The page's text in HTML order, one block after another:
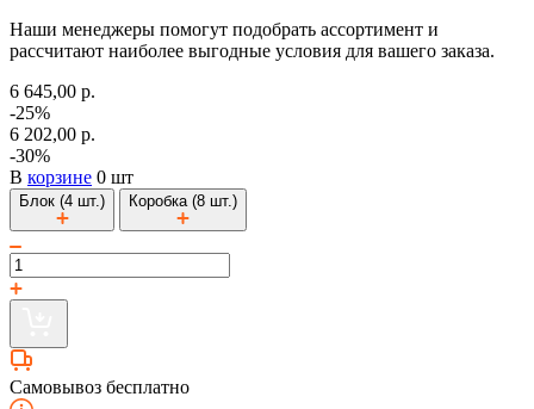
Наши менеджеры помогут подобрать ассортимент и
рассчитают наиболее выгодные условия для вашего заказа.
6 645,00 р.
-25%
6 202,00 р.
-30%
В корзине 0 шт
Блок (4 шт.) Коробка (8 шт.)
Самовывоз бесплатно